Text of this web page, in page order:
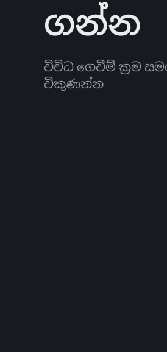
ගන්න
විවිධ ගෙවීම් ක්‍රම සමග
විකුණන්න